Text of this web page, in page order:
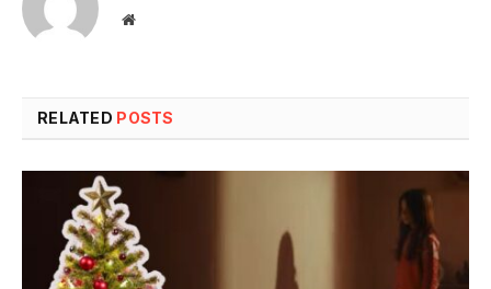
Website
RELATED POSTS